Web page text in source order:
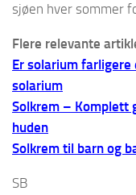
sjøen hver sommer
Flere relevante
Er solarium farligere
solarium
Solkrem – Komplett
huden
Solkrem til barn og
SB